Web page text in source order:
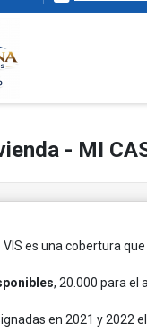
- MI
VIS es una cobertura
, 20.000 para el
en 2021 y 2022